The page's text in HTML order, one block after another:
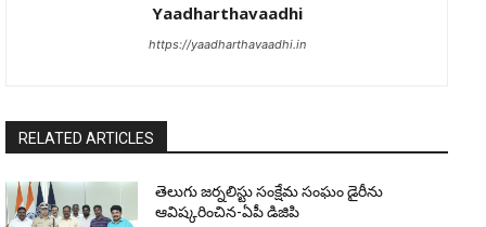
Yaadharthavaadhi
https://yaadharthavaadhi.in
RELATED ARTICLES
తెలుగు జర్నలిస్టు సంక్షేమ సంఘం డైరీను
ఆవిష్కరించిన-ఏపీ డిజిపి